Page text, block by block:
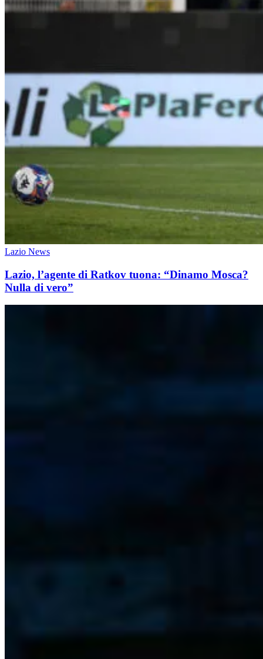
Lazio News
Lazio, l’agente di Ratkov tuona: “Dinamo Mosca?
Nulla di vero”